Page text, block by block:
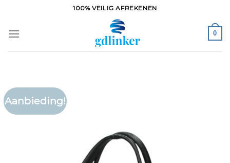
inhoud
100% VEILIG AFREKENEN
0
Aanbieding!